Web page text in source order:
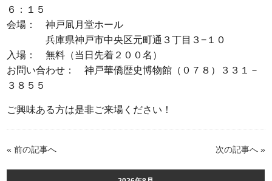
６：１５
会場： 神戸凬月堂ホール
兵庫県神戸市中央区元町通３丁目３−１０
入場： 無料（当日先着２００名）
お問い合わせ： 神戸華僑歴史博物館（０７８）３３１－
３８５５
ご興味ある方は是非ご来場ください！
« 前の記事へ 次の記事へ »